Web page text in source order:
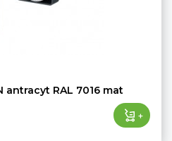
antracyt RAL 7016 mat
+